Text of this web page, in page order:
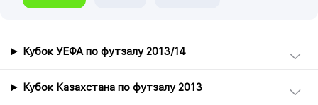
Кубок УЕФА по футзалу 2013/14
Кубок Казахстана по футзалу 2013